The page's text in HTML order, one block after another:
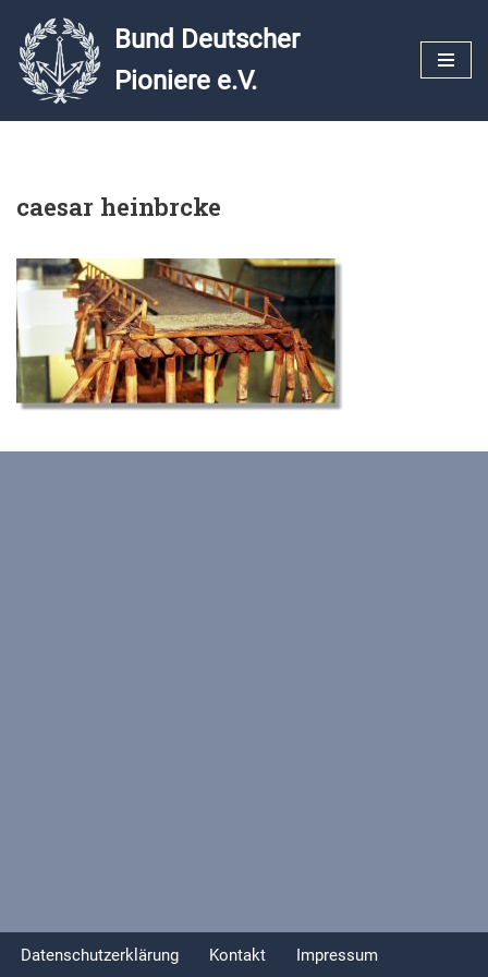
Zum
Inhalt
Bund Deutscher
Pioniere e.V.
caesar heinbrcke
Datenschutzerklärung Kontakt Impressum